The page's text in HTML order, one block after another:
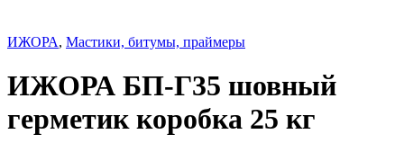
ИЖОРА, Мастики, битумы, праймеры
ИЖОРА БП-Г35 шовный
герметик коробка 25 кг